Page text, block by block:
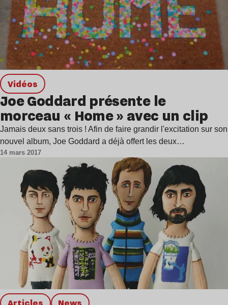
Vidéos
Joe Goddard présente le
morceau « Home » avec un clip
Jamais deux sans trois ! Afin de faire grandir l'excitation sur son
nouvel album, Joe Goddard a déjà offert les deux…
14 mars 2017